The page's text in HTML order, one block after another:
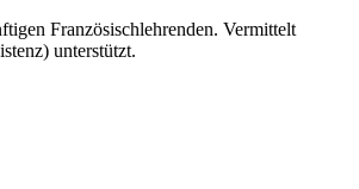
Französischlehrenden. Vermittelt
unterstützt.